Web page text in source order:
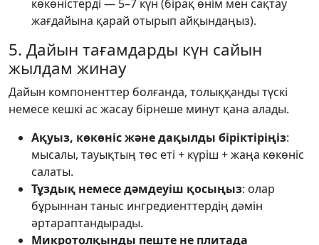
көкөністерді — 5–7 күн (бірақ өнім мен сақтау
жағдайына қарай отырып айқындаңыз).
5. Дайын тағамдарды күн сайын
жылдам жинау
Дайын компоненттер болғанда, толыққанды түскі
немесе кешкі ас жасау бірнеше минут қана алады.
Ақуыз, көкөніс және дақылды біріктіріңіз:
мысалы, тауықтың төс еті + күріш + жаңа көкөніс
салаты.
Тұздық немесе дәмдеуіш қосыңыз: олар
бұрыннан таныс ингредиенттердің дәмін
әртараптандырады.
Микротолқынды пеште не плитада